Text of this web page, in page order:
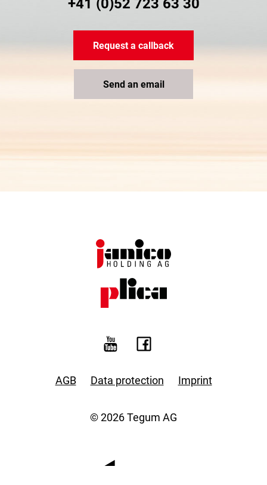
+41 (0)52 723 63 30
Request a callback
Send an email
AGB Data protection Imprint
© 2026 Tegum AG